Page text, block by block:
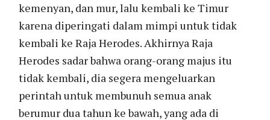
kemenyan, dan mur, lalu kembali ke Timur
karena diperingati dalam mimpi untuk tidak
kembali ke Raja Herodes. Akhirnya Raja
Herodes sadar bahwa orang-orang majus itu
tidak kembali, dia segera mengeluarkan
perintah untuk membunuh semua anak
berumur dua tahun ke bawah, yang ada di